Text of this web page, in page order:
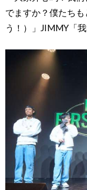
でますか？僕たち
う！）」JIMMY「